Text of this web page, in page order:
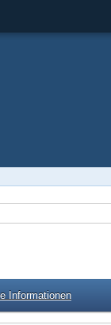
Informationen